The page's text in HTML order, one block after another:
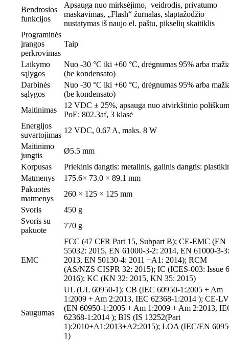
Bendrosios
funkcijos
Apsauga nuo mirksėjimo, veidrodis, privatumo
maskavimas, „Flash“ žurnalas, slaptažodžio
nustatymas iš naujo el. paštu, pikselių skaitiklis
Programinės
įrangos
perkrovimas
Taip
Laikymo
sąlygos
Nuo -30 °C iki +60 °C, drėgnumas 95% arba
(be kondensato)
Darbinės
sąlygos
Nuo -30 °C iki +60 °C, drėgnumas 95% arba
(be kondensato)
Maitinimas
12 VDC ± 25%, apsauga nuo atvirkštinio
PoE: 802.3af, 3 klasė
Energijos
suvartojimas
12 VDC, 0.67 A, maks. 8 W
Maitinimo
jungtis
Ø5.5 mm
Korpusas
Priekinis dangtis: metalinis, galinis dangtis:
Matmenys
175.6× 73.0 × 89.1 mm
Pakuotės
matmenys
260 × 125 × 125 mm
Svoris
450 g
Svoris su
pakuote
770 g
EMC
FCC (47 CFR Part 15, Subpart B); CE-EMC (EN
55032: 2015, EN 61000-3-2: 2014, EN 61000-3-3:
2013, EN 50130-4: 2011 +A1: 2014); RCM
(AS/NZS CISPR 32: 2015); IC (ICES-003: Issue
2016); KC (KN 32: 2015, KN 35: 2015)
Saugumas
UL (UL 60950-1); CB (IEC 60950-1:2005 + Am
1:2009 + Am 2:2013, IEC 62368-1:2014 ); CE-
(EN 60950-1:2005 + Am 1:2009 + Am 2:2013,
62368-1:2014 ); BIS (IS 13252(Part
1):2010+A1:2013+A2:2015); LOA (IEC/EN
1)